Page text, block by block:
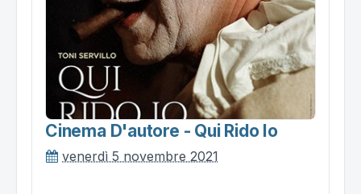
Cinema D'autore - Qui Rido Io
venerdì 5 novembre 2021